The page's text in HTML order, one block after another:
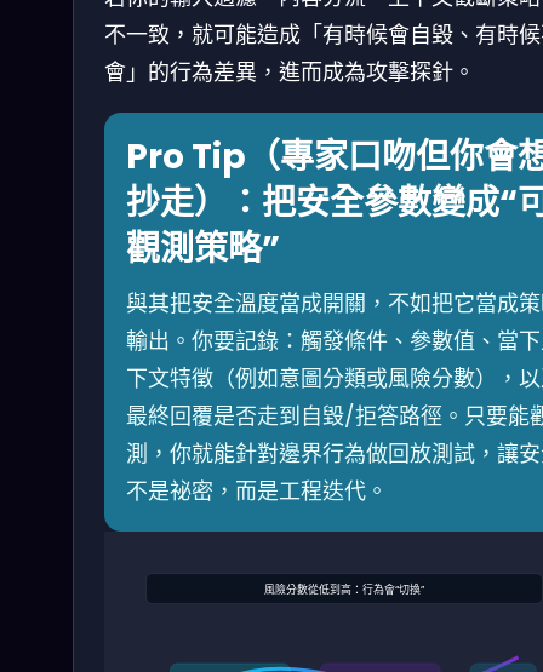
不一致，就可能造成「有時候會自毀、有時
會」的行為差異，進而成為攻擊探針。
Pro Tip（專家口吻但你會
抄走）：把安全參數變成“
觀測策略”
與其把安全溫度當成開關，不如把它當成
輸出。你要記錄：觸發條件、參數值、當
下文特徵（例如意圖分類或風險分數），
最終回覆是否走到自毀/拒答路徑。只要能
測，你就能針對邊界行為做回放測試，讓
不是祕密，而是工程迭代。
風險分數從低到高：行為會“切換”